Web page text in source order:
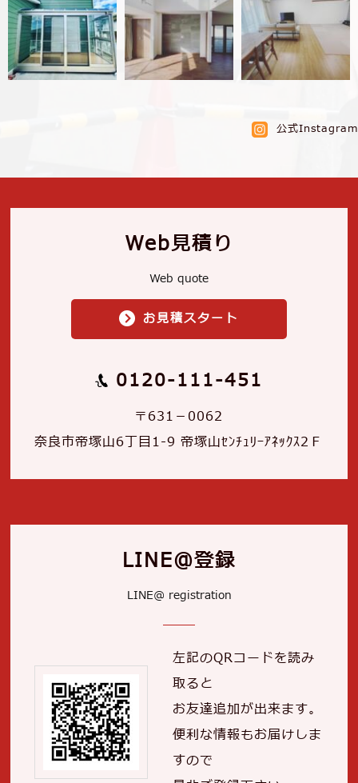
公式Instagram
Web見積り
Web quote
お見積スタート
0120-111-451
〒631－0062
奈良市帝塚山6丁目1-9 帝塚山ｾﾝﾁｭﾘｰｱﾈｯｸｽ2Ｆ
LINE＠登録
LINE@ registration
左記のQRコードを読み
取ると
お友達追加が出来ます。
便利な情報もお届けしま
すので